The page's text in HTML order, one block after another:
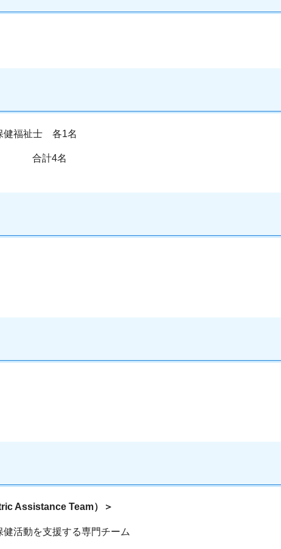
健福祉士 各1名
名 合計4名
Assistance Team）＞
活動を支援する専門チーム